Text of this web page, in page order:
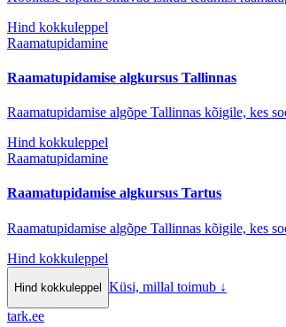
Hind kokkuleppel
Raamatupidamine
Raamatupidamise algkursus Tallinnas
Raamatupidamise algõpe Tallinnas kõigile, kes
Hind kokkuleppel
Raamatupidamine
Raamatupidamise algkursus Tartus
Raamatupidamise algõpe Tallinnas kõigile, kes
Hind kokkuleppel
Hind kokkuleppel Küsi, millal toimub ↓
tark.ee